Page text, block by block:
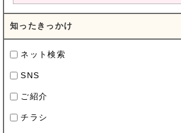
知ったきっかけ
ネット検索
SNS
ご紹介
チラシ